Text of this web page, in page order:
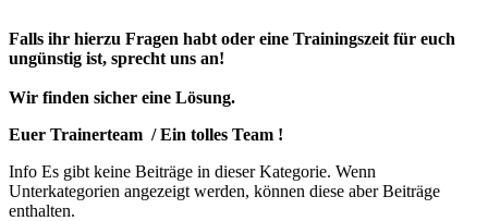
Falls ihr hierzu Fragen habt oder eine Trainingszeit für euch
ungünstig ist, sprecht uns an!
Wir finden sicher eine Lösung.
Euer Trainerteam / Ein tolles Team !
Info Es gibt keine Beiträge in dieser Kategorie. Wenn
Unterkategorien angezeigt werden, können diese aber Beiträge
enthalten.